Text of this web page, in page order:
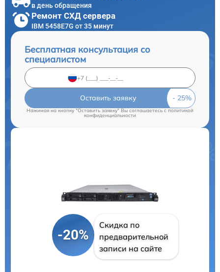
в день обращения
Ремонт СХД сервера
IBM 5458E7G от 35 минут
Бесплатная консультация со
специалистом
Оставить заявку
Нажимая на кнопку "Оставить заявку" Вы соглашаетесь c политикой
конфиденциальности
-20%
Скидка по
предварительной
записи на сайте